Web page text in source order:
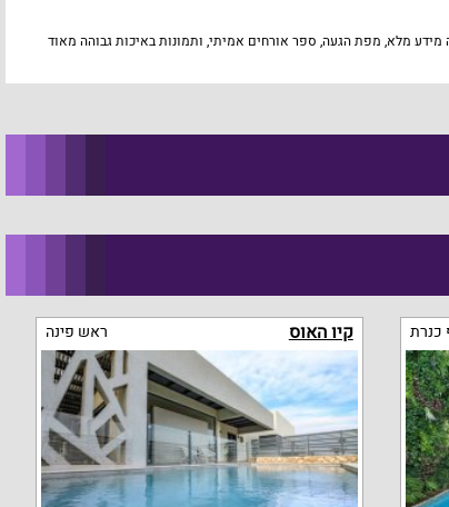
מלא, מפת הגעה, ספר אורחים אמיתי, ותמונות באיכות גבוהה מאוד
כנרת קיו האוס ראש פינה